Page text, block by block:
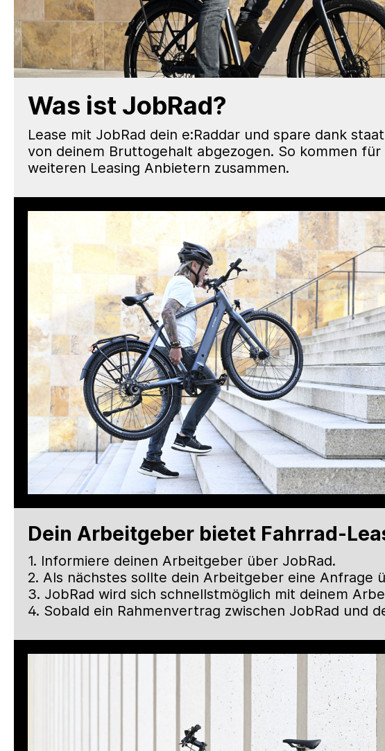
Was ist JobRad?
Lease mit JobRad dein e:Raddar und spare dank
von deinem Bruttogehalt abgezogen. So kommen
weiteren Leasing Anbietern zusammen.
Dein Arbeitgeber bietet Fahrrad-
1. Informiere deinen Arbeitgeber über JobRad.
2. Als nächstes sollte dein Arbeitgeber eine Anfrage
3. JobRad wird sich schnellstmöglich mit deinem
4. Sobald ein Rahmenvertrag zwischen JobRad und